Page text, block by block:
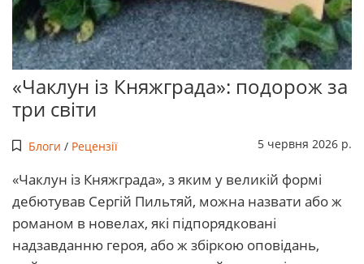
«Чаклун із Княжграда»: подорож за
три світи
Блоги / Рецензії 5 червня 2026 р.
«Чаклун із Княжграда», з яким у великій формі
дебютував Сергій Пильтяй, можна назвати або ж
романом в новелах, які підпорядковані
надзавданню героя, або ж збіркою оповідань,